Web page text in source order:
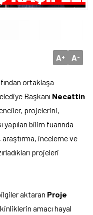
A+ A-
ortaklaşa
Başkanı Necattin
projelerini,
yapılan bilim fuarında
inceleme ve
projeleri
aktaran Proje
amacı hayal